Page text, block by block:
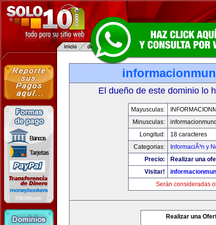
El dueño de este dominio lo
Mayusculas:
Minusculas:
Longitud:
18 caracteres
Categorias:
InformaciÃ³n y
Precio:
Realizar una
Visitar!
Serán consideradas
Realizar una